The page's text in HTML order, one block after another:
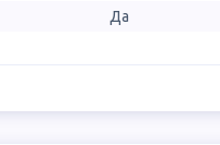
Да